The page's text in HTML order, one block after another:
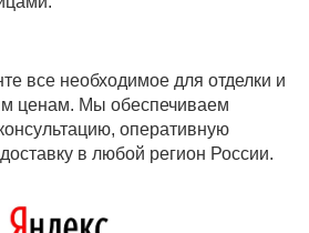
все необходимое для отделки и
ценам. Мы обеспечиваем
оперативную
в любой регион России.